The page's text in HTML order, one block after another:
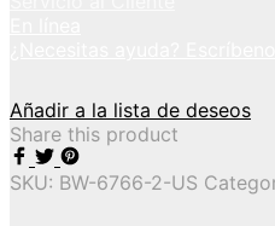
Añadir a la lista de deseos
Share this product
SKU: BW-6766-2-US